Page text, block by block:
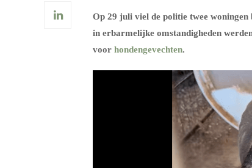
Op 29 juli viel de politie twee
in erbarmelijke omstandigheden
voor hondengevechten.